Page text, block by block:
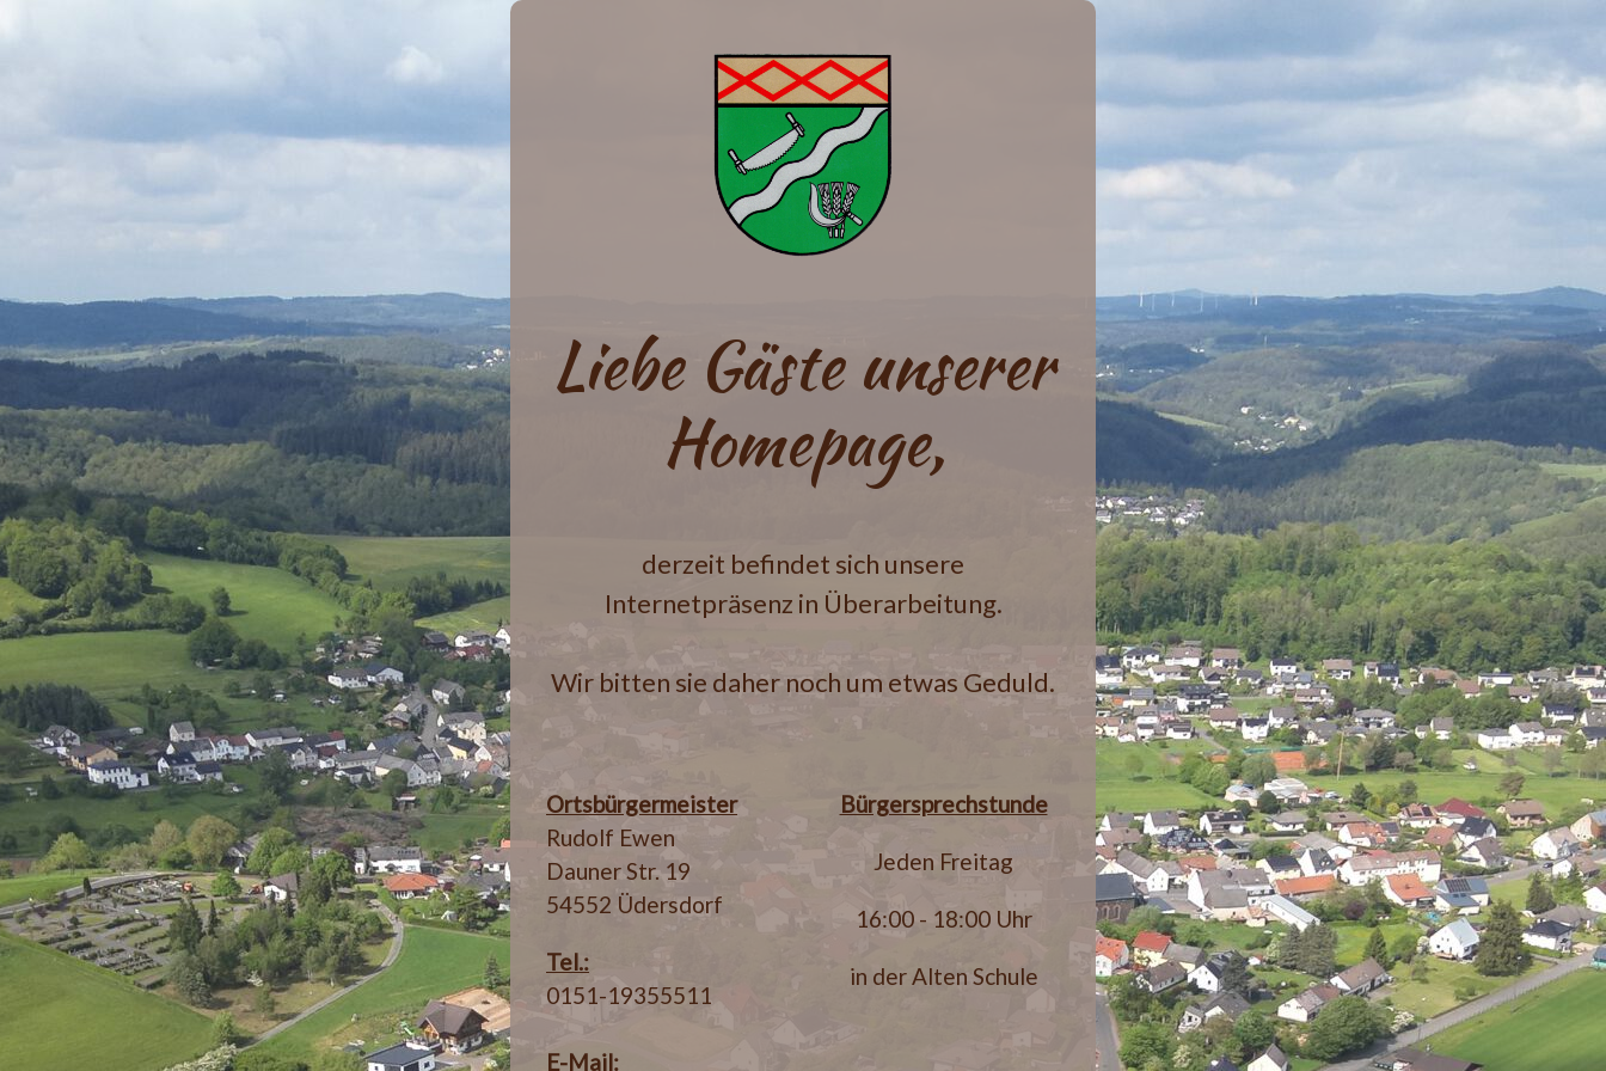
Liebe Gäste unserer
Homepage,
derzeit befindet sich unsere
Internetpräsenz in Überarbeitung.
Wir bitten sie daher noch um etwas Geduld.
Ortsbürgermeister
Rudolf Ewen
Dauner Str. 19
54552 Üdersdorf
Tel.:
0151-19355511
E-Mail:
Bürgersprechstunde
Jeden Freitag
16:00 - 18:00 Uhr
in der Alten Schule